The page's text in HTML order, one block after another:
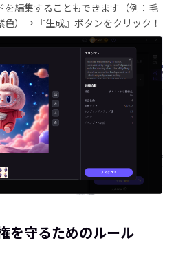
編集することもできます（例：毛
）→ 『生成』ボタンをクリック！
を守るためのルール